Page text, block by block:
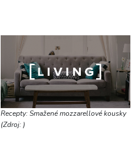
Recepty: Smažené mozzarellové kousky
(Zdroj: )